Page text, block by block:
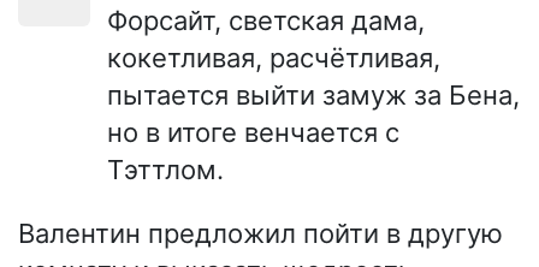
Форсайт, светская дама,
кокетливая, расчётливая,
пытается выйти замуж за Бена,
но в итоге венчается с
Тэттлом.
Валентин предложил пойти в другую